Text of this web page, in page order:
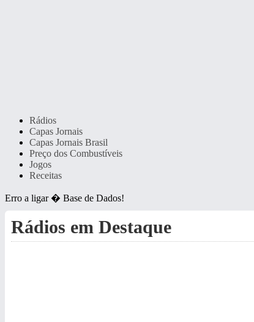
Rádios
Capas Jornais
Capas Jornais Brasil
Preço dos Combustíveis
Jogos
Receitas
Erro a ligar � Base de Dados!
Rádios em Destaque